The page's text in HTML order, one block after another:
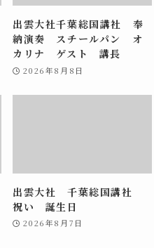
出雲大社千葉総国講社 奉
納演奏 スチールパン オ
カリナ ゲスト 講長
2026年8月8日
出雲大社 千葉総国講社
祝い 誕生日
2026年8月7日